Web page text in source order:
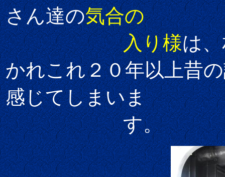
さん達の気合の
入り様は
かれこれ２０年以上昔
感じてしまいま
す。